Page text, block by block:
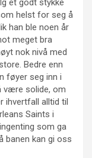
et godt stykke
helst for seg å
han ble noen år
meget bra
nok nivå med
Bedre enn
føyer seg inn i
være solide, om
ihvertfall alltid til
Saints i
som ga
banen kan gi oss